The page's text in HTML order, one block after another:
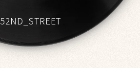
52ND_STREET